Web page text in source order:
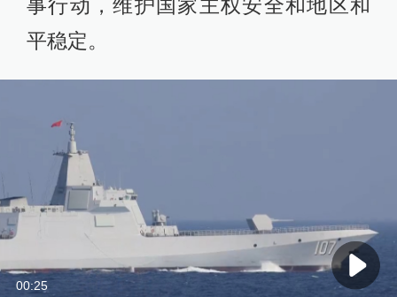
事行动，维护国家主权安全和地区和
平稳定。
00:25